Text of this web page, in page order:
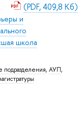
и
школа
подразделения, АУП,
(PDF, 409,8 Кб)